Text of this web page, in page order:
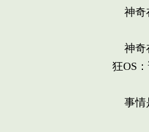
神奇
神奇
狂OS
事情